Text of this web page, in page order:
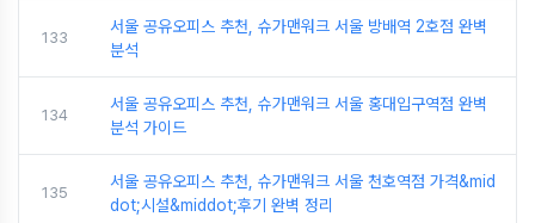
133
서울 공유오피스 추천, 슈가맨워크 서울 방배역 2호점 완벽
분석
134
서울 공유오피스 추천, 슈가맨워크 서울 홍대입구역점 완벽
분석 가이드
135
서울 공유오피스 추천, 슈가맨워크 서울 천호역점 가격&mid
dot;시설&middot;후기 완벽 정리